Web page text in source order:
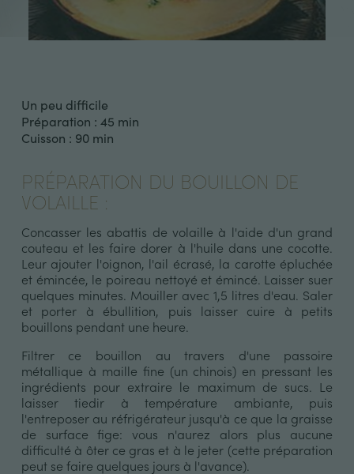
Un peu difficile
Préparation : 45 min
Cuisson : 90 min
PRÉPARATION DU BOUILLON DE
VOLAILLE :
Concasser les abattis de volaille à l'aide d'un grand
couteau et les faire dorer à l'huile dans une cocotte.
Leur ajouter l'oignon, l'ail écrasé, la carotte épluchée
et émincée, le poireau nettoyé et émincé. Laisser suer
quelques minutes. Mouiller avec 1,5 litres d'eau. Saler
et porter à ébullition, puis laisser cuire à petits
bouillons pendant une heure.
Filtrer ce bouillon au travers d'une passoire
métallique à maille fine (un chinois) en pressant les
ingrédients pour extraire le maximum de sucs. Le
laisser tiedir à température ambiante, puis
l'entreposer au réfrigérateur jusqu'à ce que la graisse
de surface fige: vous n'aurez alors plus aucune
difficulté à ôter ce gras et à le jeter (cette préparation
peut se faire quelques jours à l'avance).